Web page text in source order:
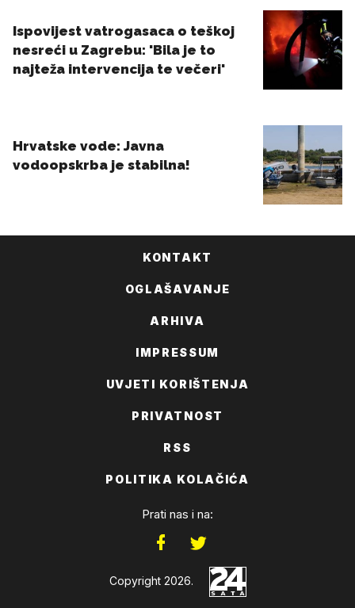
KONTAKT
OGLAŠAVANJE
ARHIVA
IMPRESSUM
UVJETI KORIŠTENJA
PRIVATNOST
RSS
POLITIKA KOLAČIĆA
Prati nas i na:
Copyright 2026.